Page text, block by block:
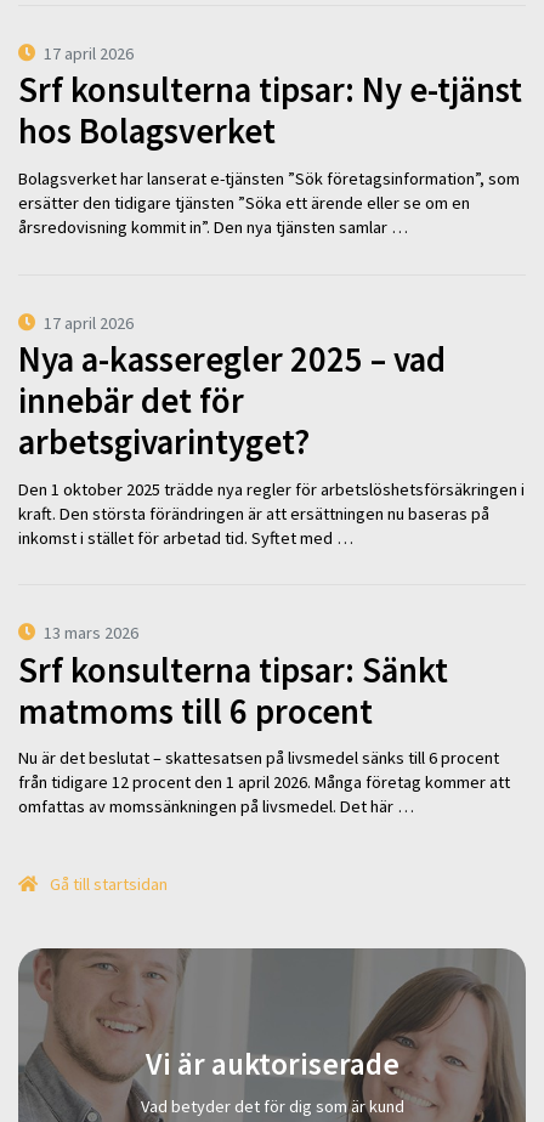
17 april 2026
Srf konsulterna tipsar: Ny e-tjänst
hos Bolagsverket
Bolagsverket har lanserat e-tjänsten ”Sök företagsinformation”, som
ersätter den tidigare tjänsten ”Söka ett ärende eller se om en
årsredovisning kommit in”. Den nya tjänsten samlar …
17 april 2026
Nya a-kasseregler 2025 – vad
innebär det för
arbetsgivarintyget?
Den 1 oktober 2025 trädde nya regler för arbetslöshetsförsäkringen i
kraft. Den största förändringen är att ersättningen nu baseras på
inkomst i stället för arbetad tid. Syftet med …
13 mars 2026
Srf konsulterna tipsar: Sänkt
matmoms till 6 procent
Nu är det beslutat – skattesatsen på livsmedel sänks till 6 procent
från tidigare 12 procent den 1 april 2026. Många företag kommer att
omfattas av momssänkningen på livsmedel. Det här …
Gå till startsidan
Vi är auktoriserade
Vad betyder det för dig som är kund